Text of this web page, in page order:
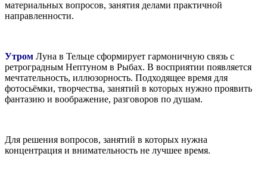
материальных вопросов, занятия делами практичной
направленности.
Утром Луна в Тельце сформирует гармоничную связь с
ретроградным Нептуном в Рыбах. В восприятии появляется
мечтательность, иллюзорность. Подходящее время для
фотосьёмки, творчества, занятий в которых нужно проявить
фантазию и воображение, разговоров по душам.
Для решения вопросов, занятий в которых нужна
концентрация и внимательность не лучшее время.